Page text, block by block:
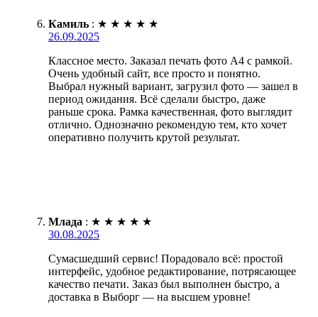
Камиль : ★ ★ ★ ★ ★
26.09.2025
Классное место. Заказал печать фото А4 с рамкой.
Очень удобный сайт, все просто и понятно.
Выбрал нужный вариант, загрузил фото — зашел в
период ожидания. Всё сделали быстро, даже
раньше срока. Рамка качественная, фото выглядит
отлично. Однозначно рекомендую тем, кто хочет
оперативно получить крутой результат.
Млада : ★ ★ ★ ★ ★
30.08.2025
Сумасшедший сервис! Порадовало всё: простой
интерфейс, удобное редактирование, потрясающее
качество печати. Заказ был выполнен быстро, а
доставка в Выборг — на высшем уровне!